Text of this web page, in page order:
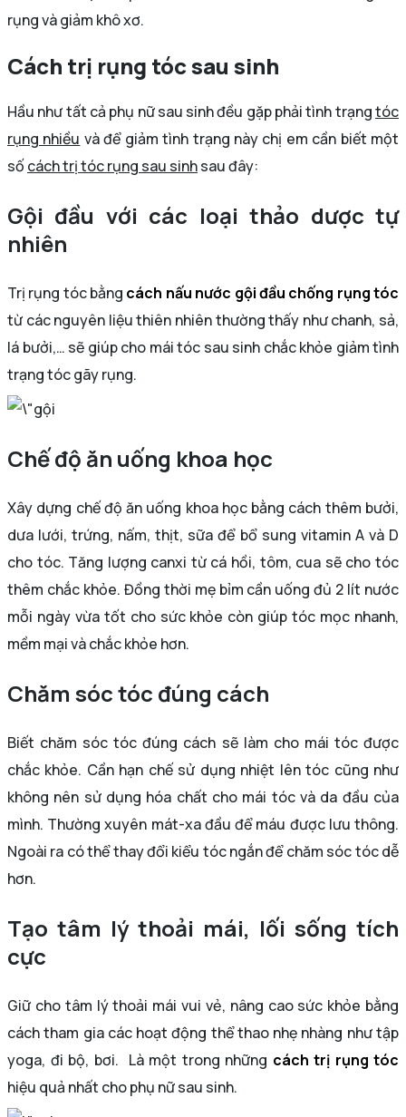
rụng và giảm khô xơ.
Cách trị rụng tóc sau sinh
Hầu như tất cả phụ nữ sau sinh đều gặp phải tình trạngtóc
rụng nhiều và để giảm tình trạng này chị em cần biết một
số cách trị tóc rụng sau sinhsau đây:
Gội đầu với các loại thảo dược tự
nhiên
Trị rụng tóc bằng cách nấu nước gội đầu chống rụng tóc
từ các nguyên liệu thiên nhiên thường thấy như chanh, sả,
lá bưởi,… sẽ giúp cho mái tóc sau sinh chắc khỏe giảm tình
trạng tóc gãy rụng.
Chế độ ăn uống khoa học
Xây dựng chế độ ăn uống khoa học bằng cách thêm bưởi,
dưa lưới, trứng, nấm, thịt, sữa để bổ sung vitamin A và D
cho tóc. Tăng lượng canxi từ cá hồi, tôm, cua sẽ cho tóc
thêm chắc khỏe. Đồng thời mẹ bỉm cần uống đủ 2 lít nước
mỗi ngày vừa tốt cho sức khỏe còn giúp tóc mọc nhanh,
mềm mại và chắc khỏe hơn.
Chăm sóc tóc đúng cách
Biết chăm sóc tóc đúng cách sẽ làm cho mái tóc được
chắc khỏe. Cần hạn chế sử dụng nhiệt lên tóc cũng như
không nên sử dụng hóa chất cho mái tóc và da đầu của
mình. Thường xuyên mát-xa đầu để máu được lưu thông.
Ngoài ra có thể thay đổi kiểu tóc ngắn để chăm sóc tóc dễ
hơn.
Tạo tâm lý thoải mái, lối sống tích
cực
Giữ cho tâm lý thoải mái vui vẻ, nâng cao sức khỏe bằng
cách tham gia các hoạt động thể thao nhẹ nhàng như tập
yoga, đi bộ, bơi. Là một trong những cách trị rụng tóc
hiệu quả nhất cho phụ nữ sau sinh.